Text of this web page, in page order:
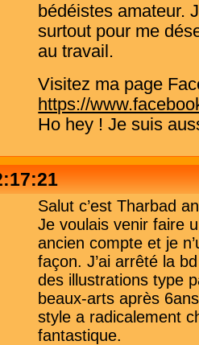
bédéistes amateur.
surtout pour me
au travail.
Visitez ma page
https://
Ho hey ! Je suis
Salut c’est Tharbad
Je voulais venir faire
ancien compte et je
façon. J’ai arrêté la
des illustrations type
beaux-arts après
style a radicalement
fantastique.